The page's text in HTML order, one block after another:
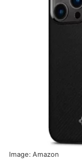
Image: Amazon